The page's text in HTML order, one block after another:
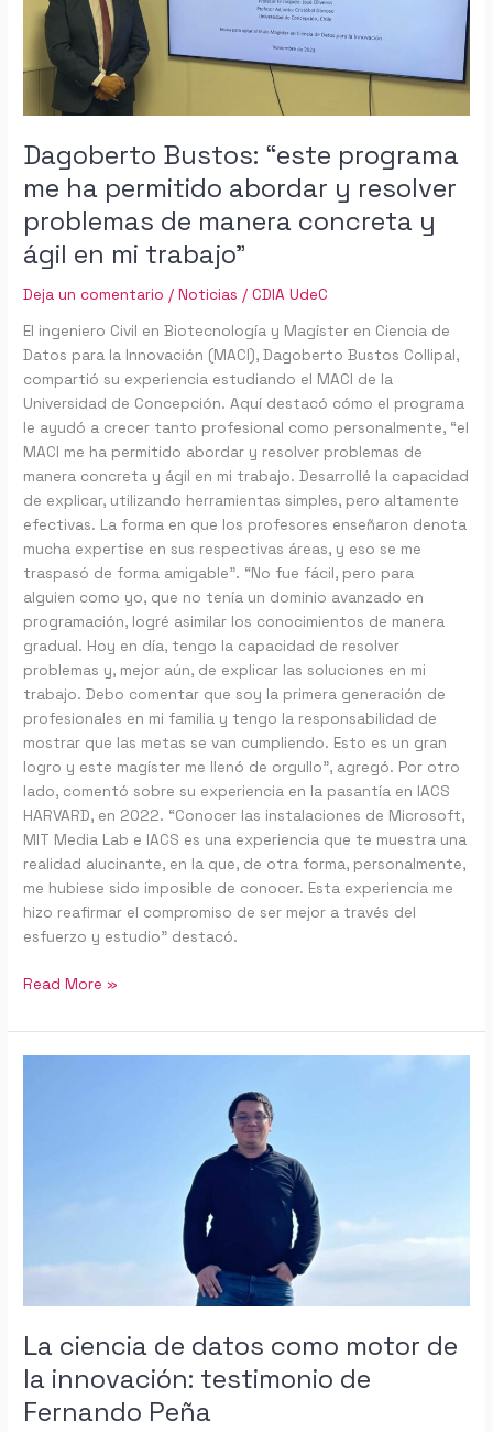
Dagoberto Bustos: “este programa
me ha permitido abordar y resolver
problemas de manera concreta y
ágil en mi trabajo”
Deja un comentario /Noticias /CDIA UdeC
El ingeniero Civil en Biotecnología y Magíster en Ciencia de
Datos para la Innovación (MACI), Dagoberto Bustos Collipal,
compartió su experiencia estudiando el MACI de la
Universidad de Concepción. Aquí destacó cómo el programa
le ayudó a crecer tanto profesional como personalmente, “el
MACI me ha permitido abordar y resolver problemas de
manera concreta y ágil en mi trabajo. Desarrollé la capacidad
de explicar, utilizando herramientas simples, pero altamente
efectivas. La forma en que los profesores enseñaron denota
mucha expertise en sus respectivas áreas, y eso se me
traspasó de forma amigable”. “No fue fácil, pero para
alguien como yo, que no tenía un dominio avanzado en
programación, logré asimilar los conocimientos de manera
gradual. Hoy en día, tengo la capacidad de resolver
problemas y, mejor aún, de explicar las soluciones en mi
trabajo. Debo comentar que soy la primera generación de
profesionales en mi familia y tengo la responsabilidad de
mostrar que las metas se van cumpliendo. Esto es un gran
logro y este magíster me llenó de orgullo”, agregó. Por otro
lado, comentó sobre su experiencia en la pasantía en IACS
HARVARD, en 2022. “Conocer las instalaciones de Microsoft,
MIT Media Lab e IACS es una experiencia que te muestra una
realidad alucinante, en la que, de otra forma, personalmente,
me hubiese sido imposible de conocer. Esta experiencia me
hizo reafirmar el compromiso de ser mejor a través del
esfuerzo y estudio” destacó.
permitido
abordar
y
resolver
problemas
de
manera
concreta
y
ágil
en
mi
Read More »
La ciencia de datos como motor de
la innovación: testimonio de
Fernando Peña
innovación:
de
Fernando
Peña